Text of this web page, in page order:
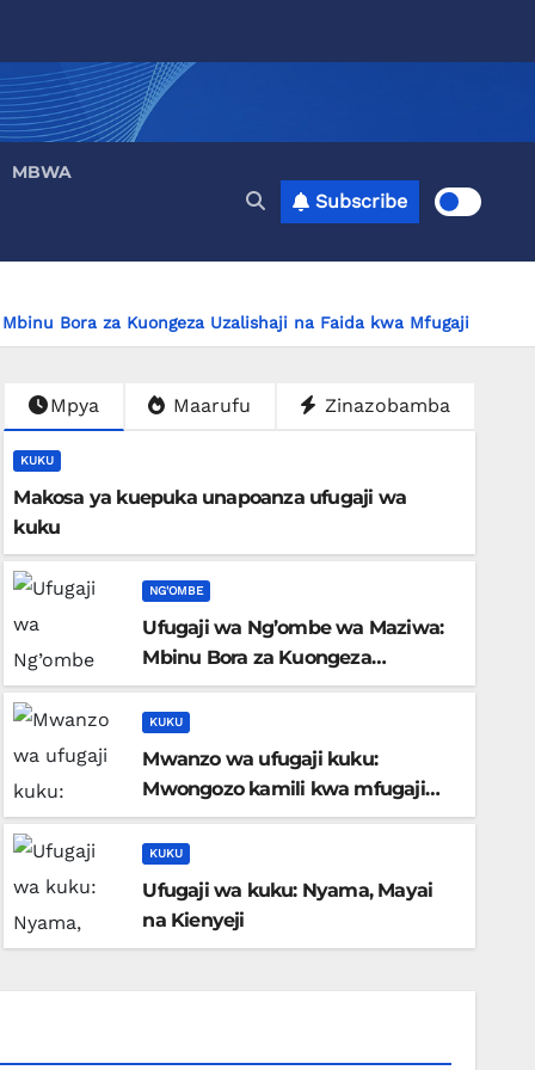
MBWA
Subscribe
Bora za Kuongeza Uzalishaji na Faida kwa Mfugaji
Ufugaji wa Ng’ombe wa
Kuongeza Uzalishaji na
DEC 22, 2025 CHENGULA
Mpya Maarufu Zinazobamba
KUKU
Makosa ya kuepuka unapoanza ufugaji wa
kuku
NG'OMBE
Ufugaji wa Ng’ombe wa Maziwa:
Mbinu Bora za Kuongeza
Uzalishaji na Faida kwa Mfugaji
KUKU
Mwanzo wa ufugaji kuku:
Mwongozo kamili kwa mfugaji
anayeanza
KUKU
Ufugaji wa kuku: Nyama, Mayai
na Kienyeji